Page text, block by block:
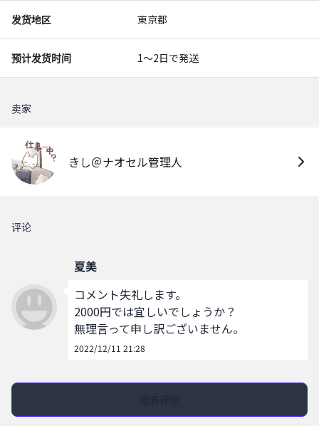
发货地区 東京都
预计发货时间 1〜2日で発送
卖家
きし＠ナオセル管理人
评论
夏美
コメント失礼します。
2000円では宜しいでしょうか？
無理言って申し訳ございません。
2022/12/11 21:28